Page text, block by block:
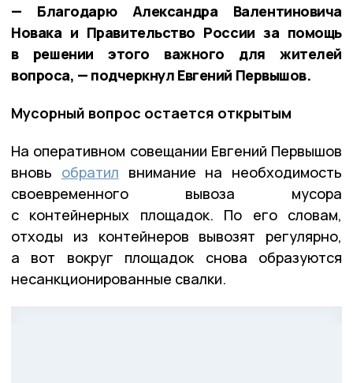
— Благодарю Александра Валентиновича
Новака и Правительство России за помощь
в решении этого важного для жителей
вопроса, — подчеркнул Евгений Первышов.
Мусорный вопрос остается открытым
На оперативном совещании Евгений Первышов
вновь обратил внимание на необходимость
своевременного вывоза мусора
с контейнерных площадок. По его словам,
отходы из контейнеров вывозят регулярно,
а вот вокруг площадок снова образуются
несанкционированные свалки.